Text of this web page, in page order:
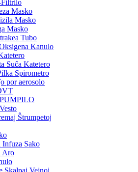
Masko
Masko
Masko
Tubo
Kanulo
Suĉa Katetero
Spirometro
por aerosolo
Ŝtrumpetoj
Infuza Sako
Aro
Skalpaj Vejnoj